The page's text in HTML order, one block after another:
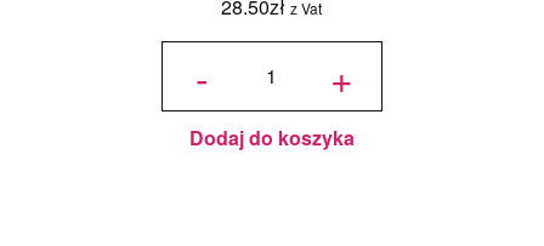
28.50zł z Vat
-
ilość
Marszczone
- Srebrne -
50 szt. +
Dodaj do koszyka